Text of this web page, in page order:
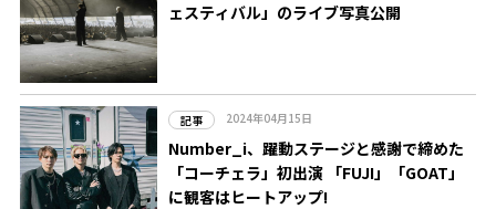
ェスティバル」のライブ写真公開
記事 2024年04月15日
Number_i、躍動ステージと感謝で締めた
「コーチェラ」初出演 「FUJI」「GOAT」
に観客はヒートアップ!